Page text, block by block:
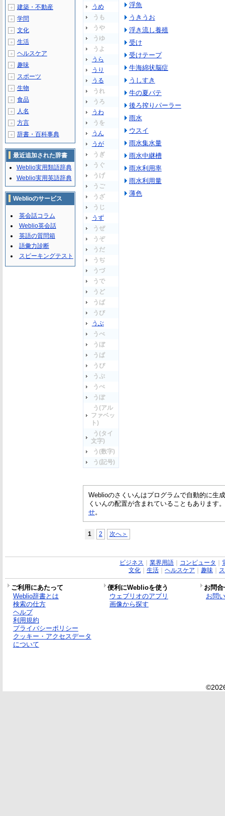
うめ
うも
うや
うゆ
うよ
うら
うり
うる
うれ
うろ
うわ
うを
うん
うが
うぎ
うぐ
うげ
うご
うざ
うじ
うず
うぜ
うぞ
うだ
うぢ
うづ
うで
うど
うば
うび
うぶ
うべ
うぼ
うぱ
うぴ
うぷ
うぺ
うぽ
う(アル
ファベッ
ト)
う(タイ
文字)
う(数字)
う(記号)
浮魚
うきうお
浮き流し養殖
受け
受けテープ
牛海綿状脳症
うしすき
牛の夏バテ
後ろ搾りパーラー
雨水
ウスイ
雨水集水量
雨水中継槽
雨水利用率
雨水利用量
薄色
Weblioのさくいんはプログラムで自動的に生
くいんの配置が含まれていることもあります
せ。
1 2 次へ＞
＋ 建築・不動産
＋ 学問
＋ 文化
＋ 生活
＋ ヘルスケア
＋ 趣味
＋ スポーツ
＋ 生物
＋ 食品
＋ 人名
＋ 方言
＋ 辞書・百科事典
最近追加された辞書
Weblio実用類語辞典
Weblio実用英語辞典
Weblioのサービス
英会話コラム
Weblio英会話
英語の質問箱
語彙力診断
スピーキングテスト
ビジネス 業界用語｜ コンピュータ
文化｜ 生活｜ ヘルスケア 趣味｜
ご利用にあたって 便利にWeblioを使う
お問
Weblio辞書とは
検索の仕方
ヘルプ
利用規約
プライバシーポリシー
クッキー・アクセスデータ
について
ウェブリオのアプリ
画像から探す
お問